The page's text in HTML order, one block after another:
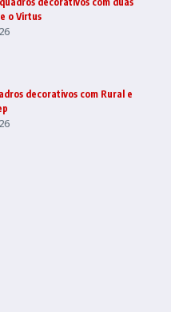
o Virtus
decorativos com Rural e